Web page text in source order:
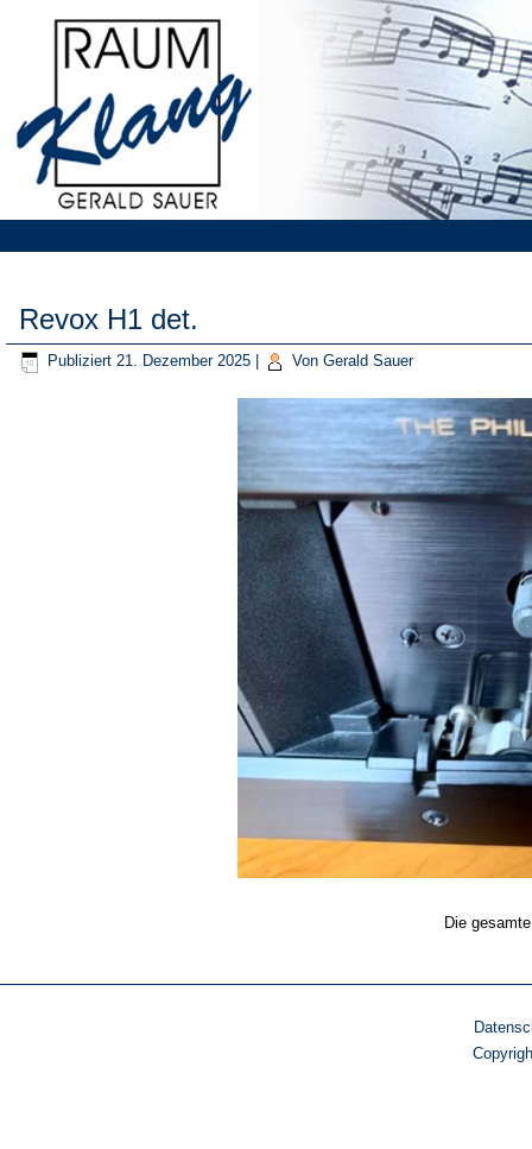
Revox H1 det.
Publiziert 21. Dezember 2025 Von Gerald Sauer
Die